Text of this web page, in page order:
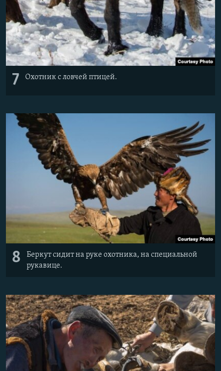
7 Охотник с ловчей птицей.
8
Беркут сидит на руке охотника, на специальной
рукавице.